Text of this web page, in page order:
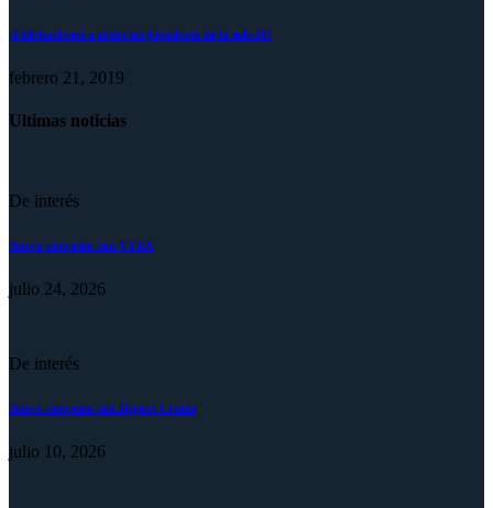
¡Felicitaciones a todos los jugadores de la sub-20!
febrero 21, 2019
Ultimas noticias
De interés
Nuevo convenio con VYRA
julio 24, 2026
De interés
Nuevo convenio con Deport Cream
julio 10, 2026